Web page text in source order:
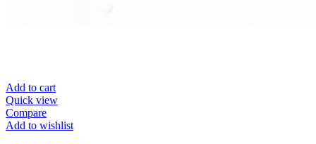
Add to cart
Quick view
Compare
Add to wishlist